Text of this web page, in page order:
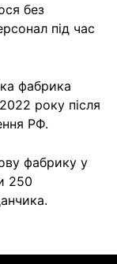
без
під час
фабрика
року після
РФ.
фабрику у
250